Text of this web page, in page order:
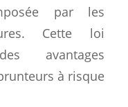
par les
Cette loi
avantages
à risque